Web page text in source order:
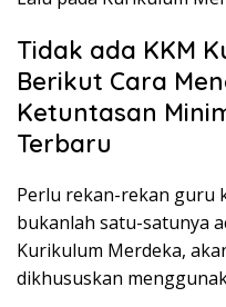
Tidak ada KKM
Berikut Cara
Ketuntasan
Terbaru
Perlu rekan-rekan guru
bukanlah satu-satunya
Kurikulum Merdeka,
dikhususkan